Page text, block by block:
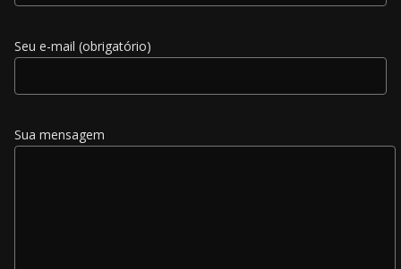
Seu e-mail (obrigatório)
Sua mensagem